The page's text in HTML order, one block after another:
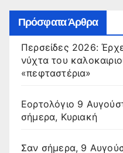
Πρόσφατα Άρθρα
Περσείδες 2026:
νύχτα του
«πεφταστέρια»
Εορτολόγιο 9
σήμερα, Κυριακή
Σαν σήμερα, 9